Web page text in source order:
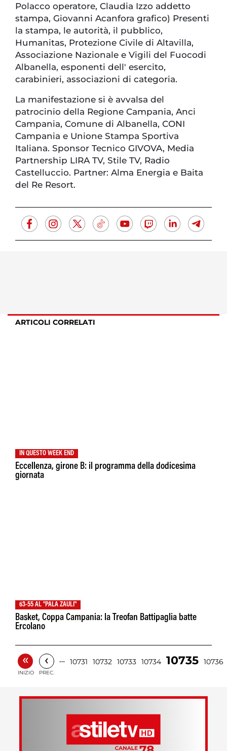
Polacco operatore, Claudia Izzo addetto
stampa, Giovanni Acanfora grafico) Presenti
la stampa, le autorità, il pubblico,
Humanitas, Protezione Civile di Altavilla,
Associazione Nazionale e Vigili del Fuocodi
Albanella, esponenti dell' esercito,
carabinieri, associazioni di categoria.
La manifestazione si è avvalsa del
patrocinio della Regione Campania, Anci
Campania, Comune di Albanella, CONI
Campania e Unione Stampa Sportiva
Italiana. Sponsor Tecnico GIVOVA, Media
Partnership LIRA TV, Stile TV, Radio
Castelluccio. Partner: Alma Energia e Baita
del Re Resort.
ARTICOLI CORRELATI
IN QUESTO WEEK END
Eccellenza, girone B: il programma della dodicesima
giornata
63-55 AL "PALA ZAULI"
Basket, Coppa Campania: la Treofan Battipaglia batte
Ercolano
«
INIZIO
‹
PREC.
… 10731 10732 10733 10734 10735 10736